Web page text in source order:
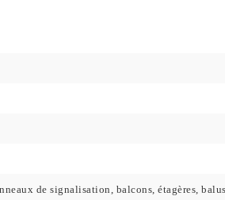
de signalisation, balcons, étagères,